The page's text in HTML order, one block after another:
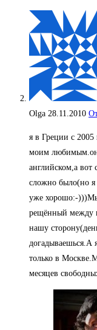
Olga 28.11.2010
я в Греции с 2005
моим любимым.он
английском,а вот
сложно было(но я
уже хорошо:-
рещённый между
нашу
догадываешься.А
только в
месяцев